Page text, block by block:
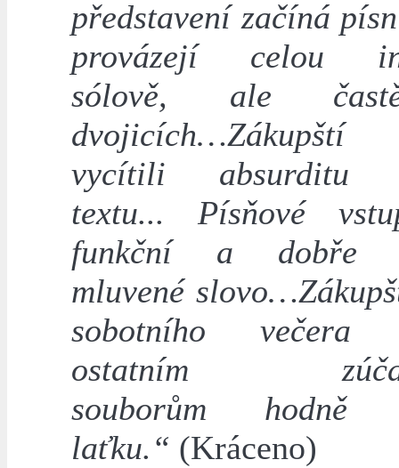
představení začíná
provázejí celou
sólově, ale
vycítili absurditu
textu... Písňové
funkční a dobře
mluvené
sobotního večera
ostatním
souborům hodně
laťku.“ (Kráceno)